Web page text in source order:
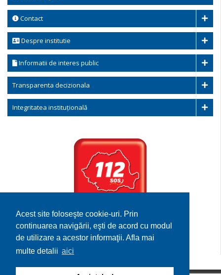
Acest site foloseşte cookie-uri. Prin
continuarea navigării, eşti de acord cu modul
de utilizare a acestor informaţii. Afla mai
multe detalii aici
Contact
Despre institutie
Informatii de interes public
Transparenta decizionala
Integritatea instituțională
Serviciului de
Urgenta 112